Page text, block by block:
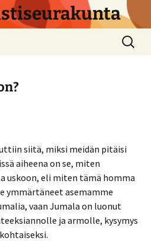
Haku:
siitä, miksi meidän pitäisi
aiheena on se, miten
uskoon, eli miten tämä homma
ymmärtäneet asemamme
vaan Jumala on luonut
ja armolle, kysymys